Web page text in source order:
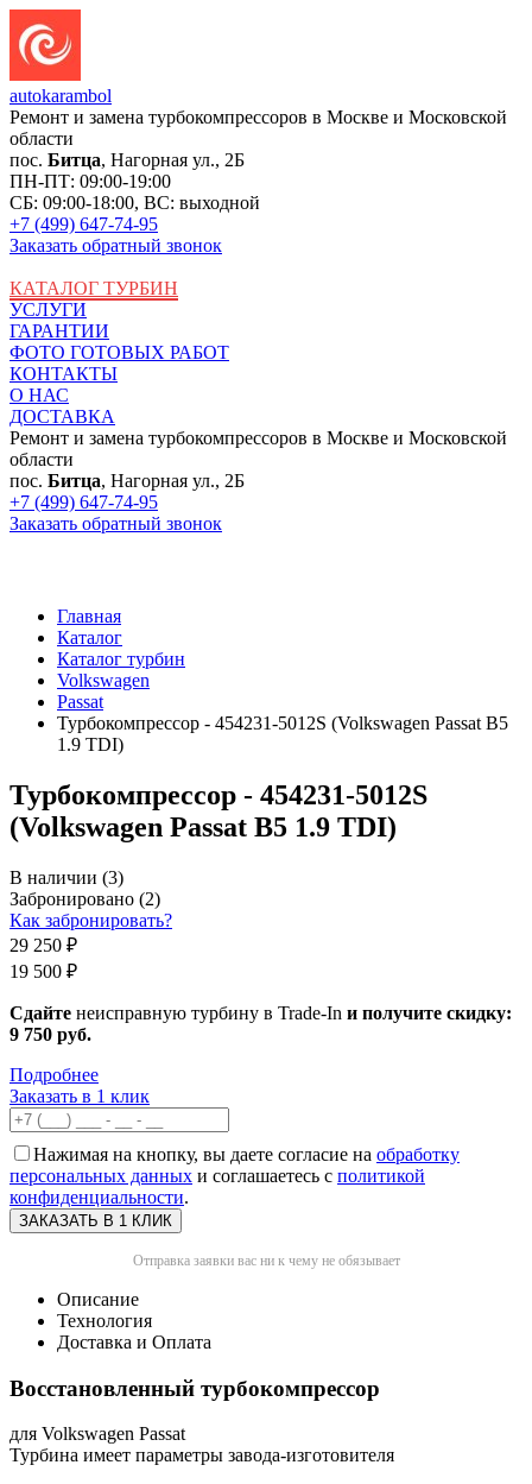
autokarambol
Ремонт и замена турбокомпрессоров в Москве и Московской
области
пос. Битца, Нагорная ул., 2Б
ПН-ПТ: 09:00-19:00
СБ: 09:00-18:00, ВС: выходной
+7 (499) 647-74-95
Заказать обратный звонок
КАТАЛОГ ТУРБИН
УСЛУГИ
ГАРАНТИИ
ФОТО ГОТОВЫХ РАБОТ
КОНТАКТЫ
О НАС
ДОСТАВКА
Ремонт и замена турбокомпрессоров в Москве и Московской
области
пос. Битца, Нагорная ул., 2Б
+7 (499) 647-74-95
Заказать обратный звонок
Главная
Каталог
Каталог турбин
Volkswagen
Passat
Турбокомпрессор - 454231-5012S (Volkswagen Passat B5
1.9 TDI)
Турбокомпрессор - 454231-5012S
(Volkswagen Passat B5 1.9 TDI)
В наличии (3)
Забронировано (2)
Как забронировать?
29 250 ₽
19 500 ₽
Сдайте неисправную турбину в Trade-In и получите скидку:
9 750 руб.
Подробнее
Заказать в 1 клик
Нажимая на кнопку, вы даете согласие на обработку
персональных данных и соглашаетесь с политикой
конфиденциальности.
Отправка заявки вас ни к чему не обязывает
Описание
Технология
Доставка и Оплата
Восстановленный турбокомпрессор
для Volkswagen Passat
Турбина имеет параметры завода-изготовителя